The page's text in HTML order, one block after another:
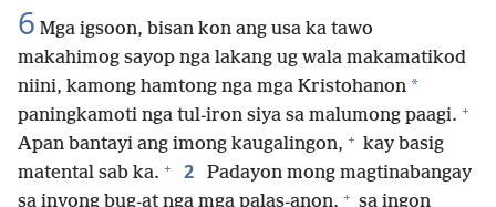
6 Mga igsoon, bisan kon ang usa ka tawo
makahimog sayop nga lakang ug wala makamatikod
niini, kamong hamtong nga mga Kristohanon *
paningkamoti nga tul-iron siya sa malumong paagi. +
Apan bantayi ang imong kaugalingon, + kay basig
matental sab ka. + 2
Padayon mong magtinabangay
sa inyong bug-at nga mga palas-anon, + sa ingon